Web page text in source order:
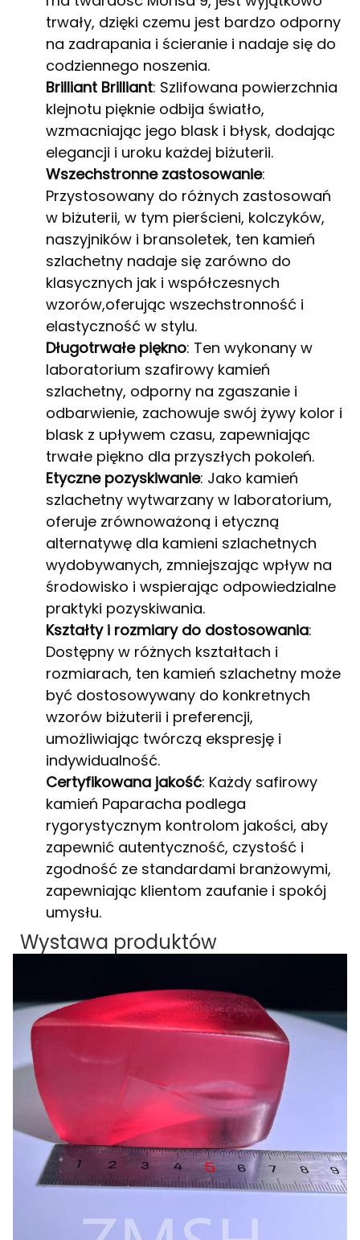
trwały, dzięki czemu jest bardzo odporny
na zadrapania i ścieranie i nadaje się do
codziennego noszenia.
Brilliant Brilliant: Szlifowana powierzchnia
klejnotu pięknie odbija światło,
wzmacniając jego blask i błysk, dodając
elegancji i uroku każdej biżuterii.
Wszechstronne zastosowanie:
Przystosowany do różnych zastosowań
w biżuterii, w tym pierścieni, kolczyków,
naszyjników i bransoletek, ten kamień
szlachetny nadaje się zarówno do
klasycznych jak i współczesnych
wzorów,oferując wszechstronność i
elastyczność w stylu.
Długotrwałe piękno: Ten wykonany w
laboratorium szafirowy kamień
szlachetny, odporny na zgaszanie i
odbarwienie, zachowuje swój żywy kolor i
blask z upływem czasu, zapewniając
trwałe piękno dla przyszłych pokoleń.
Etyczne pozyskiwanie: Jako kamień
szlachetny wytwarzany w laboratorium,
oferuje zrównoważoną i etyczną
alternatywę dla kamieni szlachetnych
wydobywanych, zmniejszając wpływ na
środowisko i wspierając odpowiedzialne
praktyki pozyskiwania.
Kształty i rozmiary do dostosowania:
Dostępny w różnych kształtach i
rozmiarach, ten kamień szlachetny może
być dostosowywany do konkretnych
wzorów biżuterii i preferencji,
umożliwiając twórczą ekspresję i
indywidualność.
Certyfikowana jakość: Każdy safirowy
kamień Paparacha podlega
rygorystycznym kontrolom jakości, aby
zapewnić autentyczność, czystość i
zgodność ze standardami branżowymi,
zapewniając klientom zaufanie i spokój
umysłu.
Wystawa produktów